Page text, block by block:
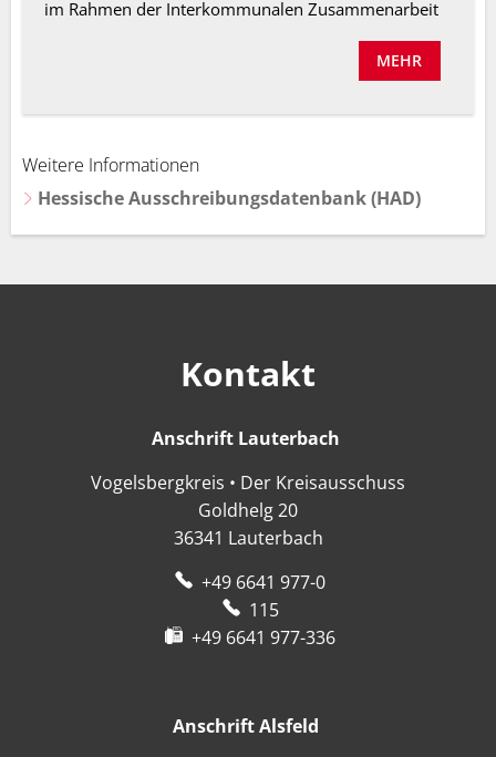
im Rahmen der Interkommunalen Zusammenarbeit
MEHR
Weitere Informationen
Hessische Ausschreibungsdatenbank (HAD)
Kontakt
Anschrift Lauterbach
Vogelsbergkreis • Der Kreisausschuss
Goldhelg 20
36341 Lauterbach
+49 6641 977-0
115
+49 6641 977-336
Anschrift Alsfeld